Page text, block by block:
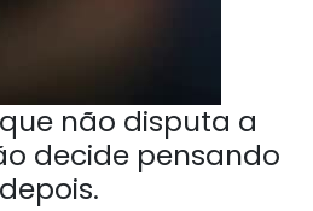
não disputa a
decide pensando